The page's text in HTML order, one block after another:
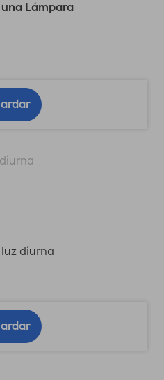
Lámpara
diurna